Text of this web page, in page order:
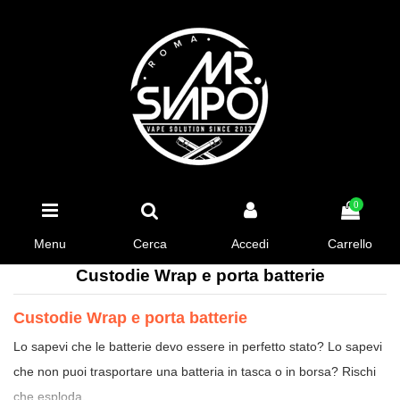
Menu Cerca Accedi
0
Carrello
Custodie Wrap e porta batterie
Custodie Wrap e porta batterie
Lo sapevi che le batterie devo essere in perfetto stato? Lo sapevi
che non puoi trasportare una batteria in tasca o in borsa? Rischi
che esploda.